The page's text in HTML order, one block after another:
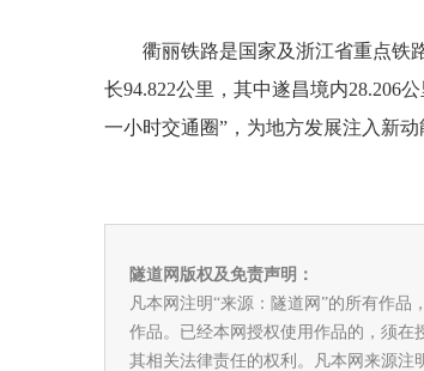
衢丽铁路是国家及浙江省重点铁
长94.822公里，其中遂昌境内28.206
一小时交通圈”，为地方发展注入新动
隧道网版权及免责声明：
凡本网注明“来源：隧道网”的所有作
作品。已经本网授权使用作品的，须在
其相关法律责任的权利。凡本网来源注